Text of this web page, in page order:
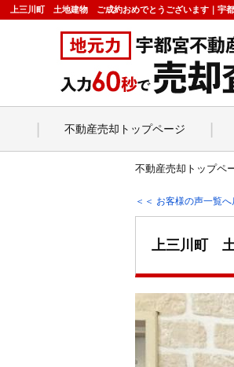
上三川町 土地建物 ご成約おめでとうございます｜宇
不動産売却トップページ
不動産売却トップペ
＜＜ お客様の声一覧へ
上三川町